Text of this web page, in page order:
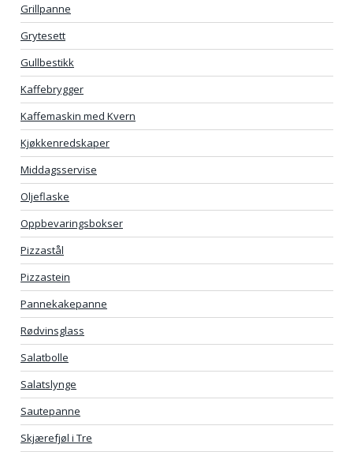
Grillpanne
Grytesett
Gullbestikk
Kaffebrygger
Kaffemaskin med Kvern
Kjøkkenredskaper
Middagsservise
Oljeflaske
Oppbevaringsbokser
Pizzastål
Pizzastein
Pannekakepanne
Rødvinsglass
Salatbolle
Salatslynge
Sautepanne
Skjærefjøl i Tre